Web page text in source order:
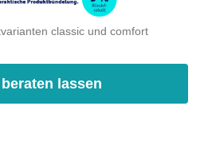
classic und comfort
lassen